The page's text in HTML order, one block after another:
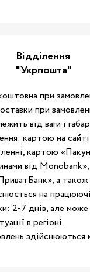
Відділення
"Укрпошта"
при
при
від ваги і
картою на
картою
від
а
на
2-7 днів, але може
в регіоні.
здійснюються